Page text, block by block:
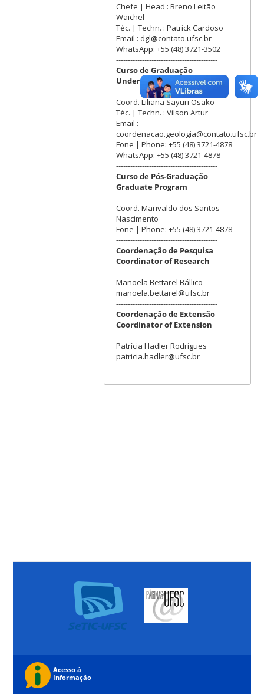
Chefe | Head : Breno Leitão
Waichel
Téc. | Techn. : Patrick Cardoso
Email : dgl@contato.ufsc.br
WhatsApp: +55 (48) 3721-3502
-------------------------------------------
Curso de Graduação
Undergraduate Program
Coord. Liliana Sayuri Osako
Téc. | Techn. : Vilson Artur
Email :
coordenacao.geologia@contato.ufsc.br
Fone | Phone: +55 (48) 3721-4878
WhatsApp: +55 (48) 3721-4878
-------------------------------------------
Curso de Pós-Graduação
Graduate Program
Coord. Marivaldo dos Santos
Nascimento
Fone | Phone: +55 (48) 3721-4878
-------------------------------------------
Coordenação de Pesquisa
Coordinator of Research
Manoela Bettarel Bállico
manoela.bettarel@ufsc.br
-------------------------------------------
Coordenação de Extensão
Coordinator of Extension
Patrícia Hadler Rodrigues
patricia.hadler@ufsc.br
-------------------------------------------